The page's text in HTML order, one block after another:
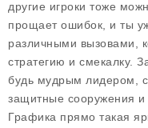
другие игроки тоже
прощает ошибок, и ты
различными вызовами,
стратегию и смекалку.
будь мудрым лидером,
защитные сооружения и
Графика прямо такая